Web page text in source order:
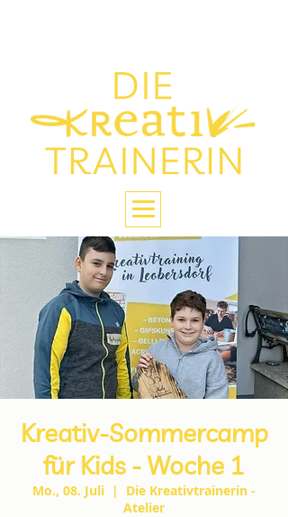
Kreativ-Sommercamp
für Kids - Woche 1
Mo., 08. Juli
  |
Die Kreativtrainerin -
Atelier